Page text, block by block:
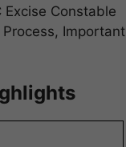
Excise Constable
Process, Important